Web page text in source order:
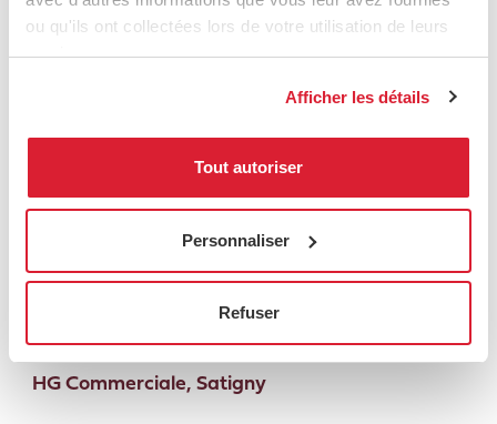
ou qu'ils ont collectées lors de votre utilisation de leurs
services.
Afficher les détails
Tout autoriser
Personnaliser
Refuser
HG Commerciale, Satigny